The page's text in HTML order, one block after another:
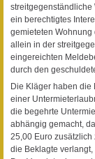
streitgegenständliche
ein berechtigtes
gemieteten Wohnung
allein in der
eingereichten
durch den
Die Kläger haben die
einer
die begehrte
abhängig gemacht,
25,00 Euro zusätzlich
die Beklagte